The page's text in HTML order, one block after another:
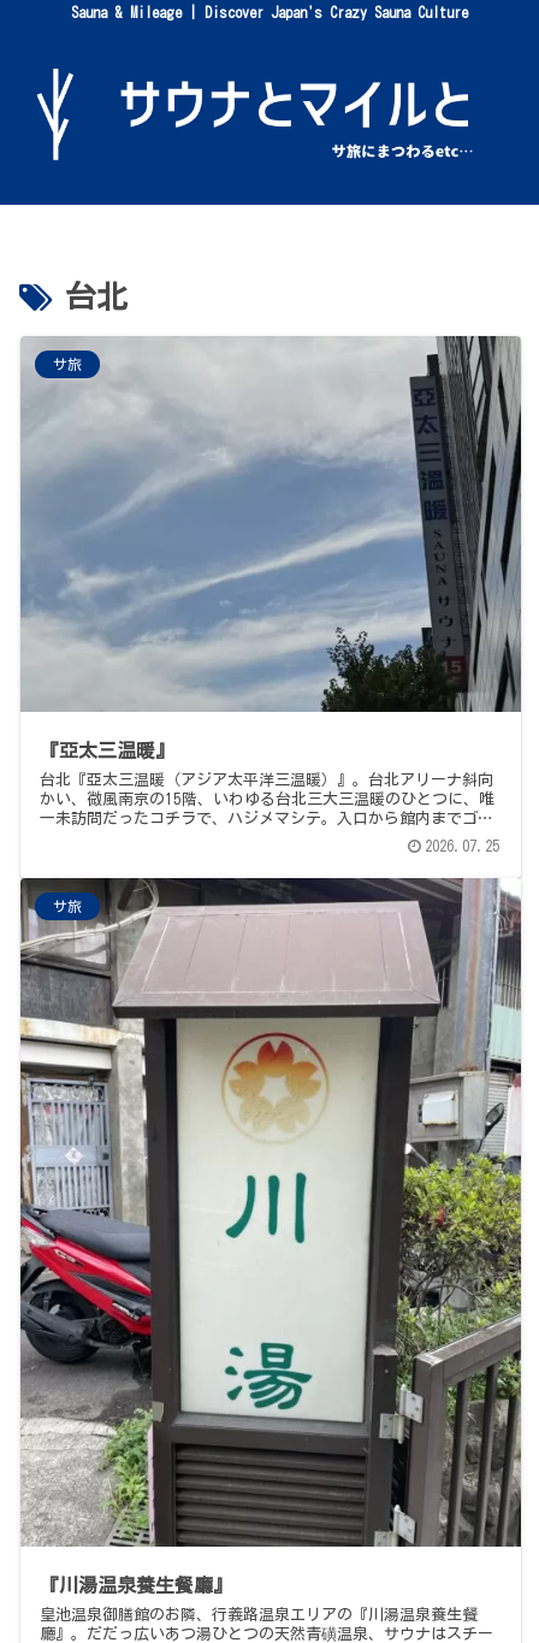
Sauna & Mileage | Discover Japan's Crazy Sauna Culture
台北
サ旅
『亞太三温暖』
台北『亞太三温暖（アジア太平洋三温暖）』。台北アリーナ斜向
かい、微風南京の15階、いわゆる台北三大三温暖のひとつに、唯
一未訪問だったコチラで、ハジメマシテ。入口から館内までゴー
ジャス、ドライサウナはメジャーリーグ中継の高温カラカラ、ス
チームサウナは視界ほぼゼロのフィーバータイム、そして15階に
ありながらの、バカデカな温水プールに、シングル・プールの2段
構えの水風呂。ガウンで無料の甘めドリンクを片手に、無駄にゴ
ージャスな休憩所で、ふう、と。2泊3日・台北サウナ4軒シリー
ズ、1軒目の記録です。
2026.07.25
サ旅
『川湯温泉養生餐廳』
皇池温泉御膳館のお隣、行義路温泉エリアの『川湯温泉養生餐
廳』。だだっ広いあつ湯ひとつの天然青磺温泉、サウナはスチー